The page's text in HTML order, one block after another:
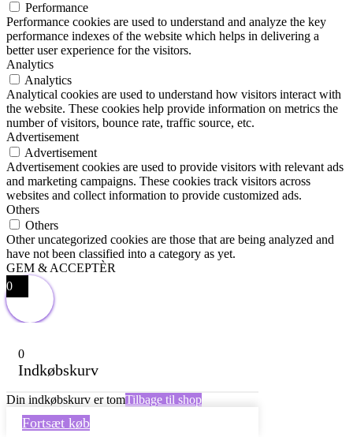
Performance
Performance cookies are used to understand and analyze the key
performance indexes of the website which helps in delivering a
better user experience for the visitors.
Analytics
Analytics
Analytical cookies are used to understand how visitors interact with
the website. These cookies help provide information on metrics the
number of visitors, bounce rate, traffic source, etc.
Advertisement
Advertisement
Advertisement cookies are used to provide visitors with relevant ads
and marketing campaigns. These cookies track visitors across
websites and collect information to provide customized ads.
Others
Others
Other uncategorized cookies are those that are being analyzed and
have not been classified into a category as yet.
GEM & ACCEPTÈR
0
0
Indkøbskurv
Din indkøbskurv er tomTilbage til shop
Fortsæt køb